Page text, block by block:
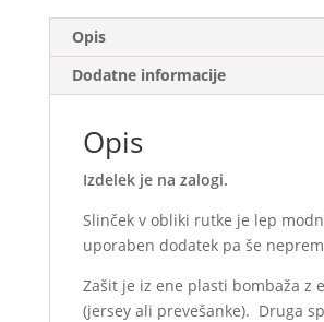
Opis
Dodatne informacije
Opis
Izdelek je na zalogi.
Slinček v obliki rutke je lep
uporaben dodatek pa še
Zašit je iz ene plasti bombaža z
(jersey ali prevešanke). Druga